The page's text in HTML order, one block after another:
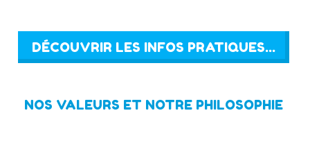
DÉCOUVRIR LES INFOS PRATIQUES...
NOS VALEURS ET NOTRE PHILOSOPHIE